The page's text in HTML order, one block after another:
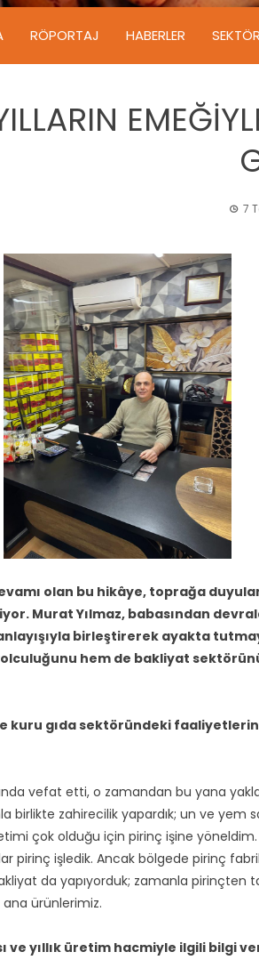
RÖPORTAJ HABERLER
7
olan bu hikâye, toprağa
Murat Yılmaz, babasından
birleştirerek ayakta
hem de bakliyat
kuru gıda sektöründeki
vefat etti, o zamandan bu yana
zahirecilik yapardık; un ve yem
çok olduğu için pirinç işine yöneldim.
pirinç işledik. Ancak bölgede pirinç
da yapıyorduk; zamanla pirinçten
ürünlerimiz.
ve yıllık üretim hacmiyle ilgili bilgi